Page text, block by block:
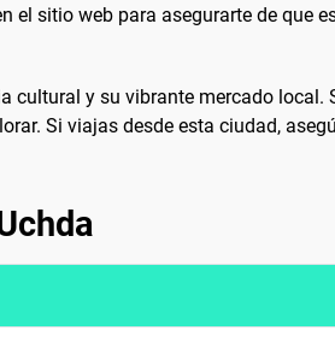
el sitio web para asegurarte de que
cultural y su vibrante mercado
Si viajas desde esta ciudad,